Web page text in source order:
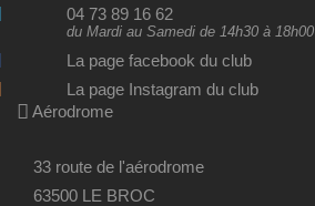
04 73 89 16 62
du Mardi au Samedi de 14h30 à 18h00
La page facebook du club
La page Instagram du club
Aérodrome
33 route de l'aérodrome
63500 LE BROC